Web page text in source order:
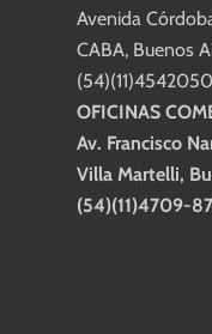
Avenida
CABA, Buenos
OFICINAS
Av. Francisco
Villa Martelli,
(54)(11)4709-